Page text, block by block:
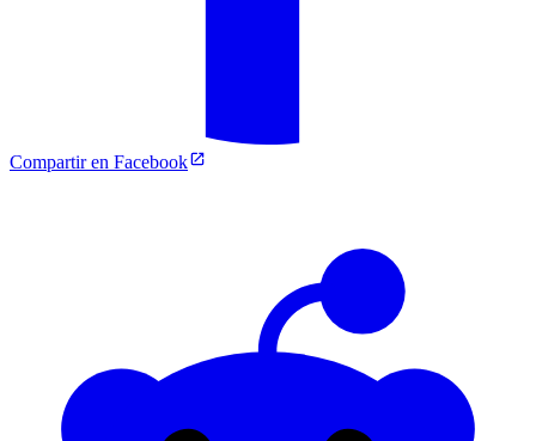
Compartir en Facebook